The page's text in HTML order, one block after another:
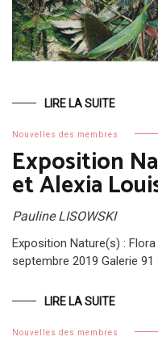
LIRE LA SUITE
Nouvelles des membres
Exposition
et Alexia
Pauline LISOWSKI
Exposition Nature(s) :
septembre 2019 Galerie
LIRE LA SUITE
Nouvelles des membres